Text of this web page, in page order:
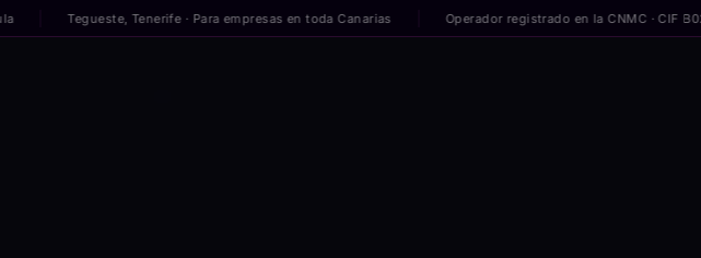
Tegueste, Tenerife · Para empresas en toda Canarias Operador registrado en la CNMC · CIF B02695393